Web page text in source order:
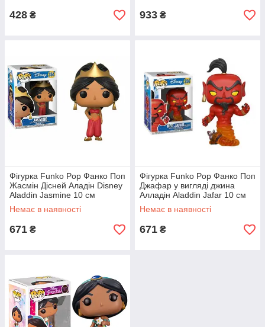
428 ₴ 933 ₴
Фігурка Funko Pop Фанко Поп
Жасмін Дісней Аладін Disney
Aladdin Jasmine 10 см
cartoon AJ 354
Немає в наявності
671 ₴
Фігурка Funko Pop Фанко Поп
Джафар у вигляді джина
Алладін Aladdin Jafar 10 см
Cartoon A RJ 356
Немає в наявності
671 ₴